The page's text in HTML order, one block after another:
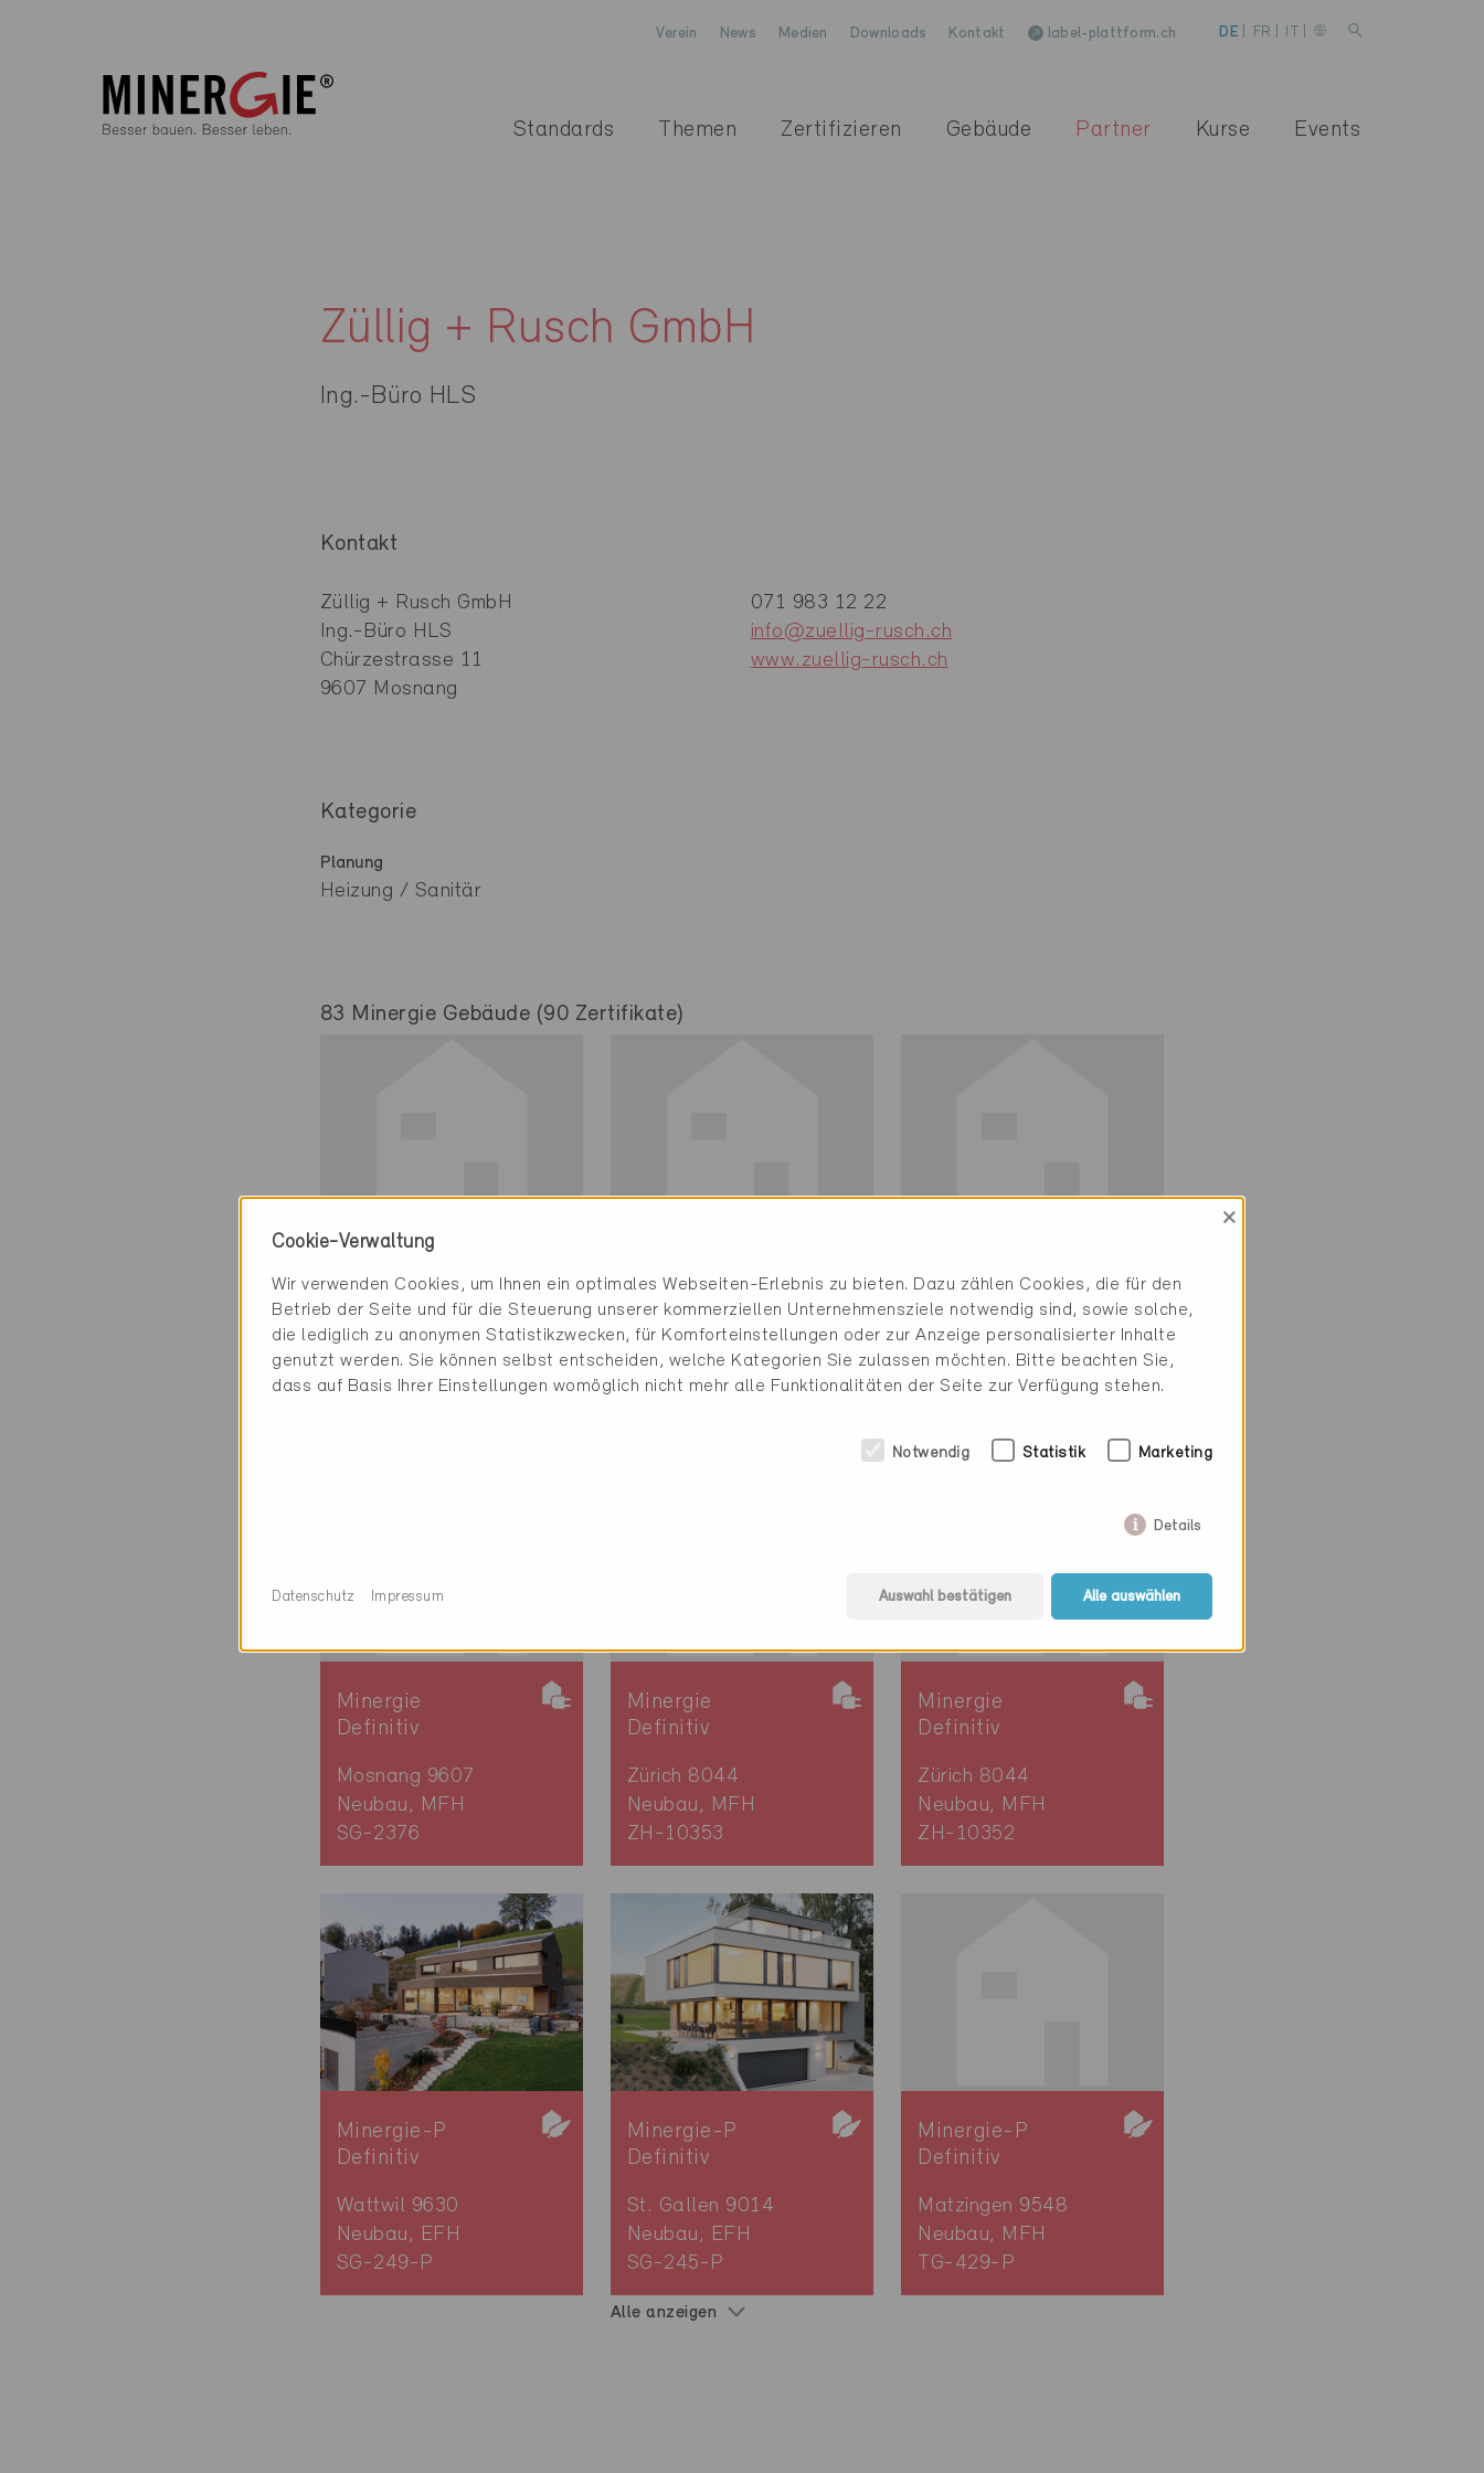
Verein News Medien Downloads Kontakt label-plattform.ch DE FR
Standards Themen Zertifizieren Gebäude Partner Kurse Events
Züllig + Rusch GmbH
Ing.-Büro HLS
Kontakt
Züllig + Rusch GmbH
Ing.-Büro HLS
Chürzestrasse 11
9607 Mosnang
071 983 12 22
info@zuellig-rusch.ch
www.zuellig-rusch.ch
Kategorie
Planung
Heizung / Sanitär
83 Minergie Gebäude (90 Zertifikate)
Minergie
Definitiv
Küsnacht 8700
Neubau, MFH
Minergie
Definitiv
Erlenbach ZH 8703
Neubau, MFH
Minergie-P
Definitiv
Guntershausen 8357
Neubau, EFH
Minergie
Definitiv
Mosnang 9607
Neubau, MFH
SG-2376
Minergie
Definitiv
Zürich 8044
Neubau, MFH
ZH-10353
Minergie
Definitiv
Zürich 8044
Neubau, MFH
ZH-10352
Minergie-P
Definitiv
Wattwil 9630
Neubau, EFH
SG-249-P
Minergie-P
Definitiv
St. Gallen 9014
Neubau, EFH
SG-245-P
Minergie-P
Definitiv
Matzingen 9548
Neubau, MFH
TG-429-P
Alle anzeigen
Cookie-Verwaltung
×
Wir verwenden Cookies, um Ihnen ein optimales Webseiten-Erlebnis zu bieten. Dazu zählen Cookies, die für den
Betrieb der Seite und für die Steuerung unserer kommerziellen Unternehmensziele notwendig sind, sowie solche,
die lediglich zu anonymen Statistikzwecken, für Komforteinstellungen oder zur Anzeige personalisierter Inhalte
genutzt werden. Sie können selbst entscheiden, welche Kategorien Sie zulassen möchten. Bitte beachten Sie,
dass auf Basis Ihrer Einstellungen womöglich nicht mehr alle Funktionalitäten der Seite zur Verfügung stehen.
Notwendig Statistik Marketing
Details
Auswahl bestätigen Alle auswählen
Datenschutz Impressum